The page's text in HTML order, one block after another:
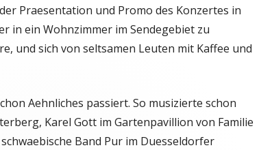
Praesentation und Promo des Konzertes in
in ein Wohnzimmer im Sendegebiet zu
und sich von seltsamen Leuten mit Kaffee und
Aehnliches passiert. So musizierte schon
Karel Gott im Gartenpavillion von Familie
Band Pur im Duesseldorfer